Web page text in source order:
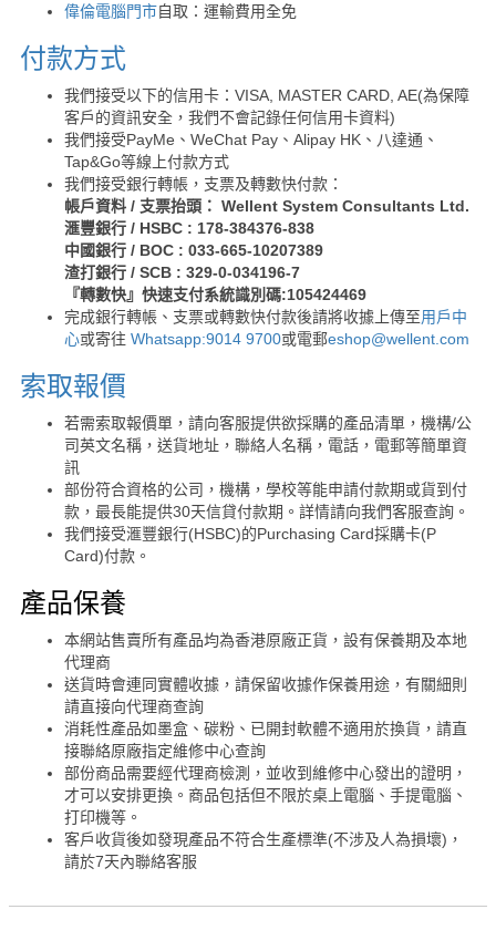
偉倫電腦門市自取：運輸費用全免
付款方式
我們接受以下的信用卡：VISA, MASTER CARD, AE(為保障
客戶的資訊安全，我們不會記錄任何信用卡資料)
我們接受PayMe、WeChat Pay、Alipay HK、八達通、
Tap&Go等線上付款方式
我們接受銀行轉帳，支票及轉數快付款：
帳戶資料 / 支票抬頭： Wellent System Consultants Ltd.
滙豐銀行 / HSBC : 178-384376-838
中國銀行 / BOC : 033-665-10207389
渣打銀行 / SCB : 329-0-034196-7
『轉數快』快速支付系統識別碼:105424469
完成銀行轉帳、支票或轉數快付款後請將收據上傳至用戶中
心或寄往 Whatsapp:9014 9700或電郵eshop@wellent.com
索取報價
若需索取報價單，請向客服提供欲採購的產品清單，機構/公
司英文名稱，送貨地址，聯絡人名稱，電話，電郵等簡單資
訊
部份符合資格的公司，機構，學校等能申請付款期或貨到付
款，最長能提供30天信貸付款期。詳情請向我們客服查詢。
我們接受滙豐銀行(HSBC)的Purchasing Card採購卡(P
Card)付款。
產品保養
本網站售賣所有產品均為香港原廠正貨，設有保養期及本地
代理商
送貨時會連同實體收據，請保留收據作保養用途，有關細則
請直接向代理商查詢
消耗性產品如墨盒、碳粉、已開封軟體不適用於換貨，請直
接聯絡原廠指定維修中心查詢
部份商品需要經代理商檢測，並收到維修中心發出的證明，
才可以安排更換。商品包括但不限於桌上電腦、手提電腦、
打印機等。
客戶收貨後如發現產品不符合生產標準(不涉及人為損壞)，
請於7天內聯絡客服